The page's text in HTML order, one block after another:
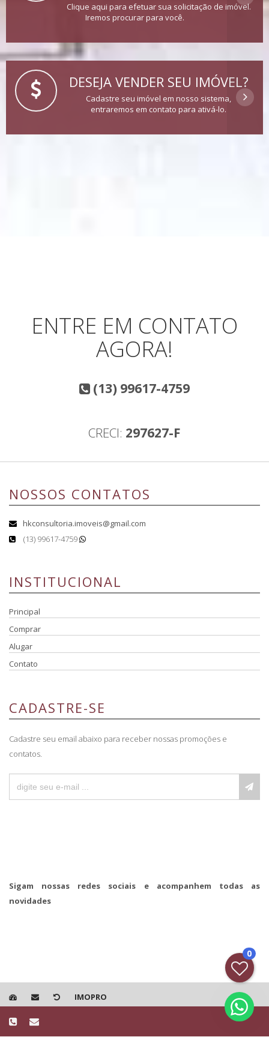
Clique aqui para efetuar sua solicitação de imóvel.
Iremos procurar para você.
DESEJA VENDER SEU IMÓVEL?
Cadastre seu imóvel em nosso sistema,
entraremos em contato para ativá-lo.
ENTRE EM CONTATO
AGORA!
(13) 99617-4759
CRECI: 297627-F
NOSSOS CONTATOS
hkconsultoria.imoveis@gmail.com
(13) 99617-4759
INSTITUCIONAL
Principal
Comprar
Alugar
Contato
CADASTRE-SE
Cadastre seu email abaixo para receber nossas promoções e
contatos.
Sigam nossas redes sociais e acompanhem todas as
novidades
IMOPRO
0